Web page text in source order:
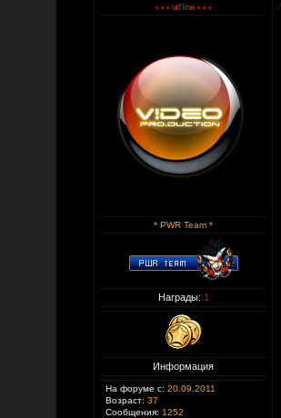
* PWR Team *
Награды: 1
Информация
На форуме с: 20.09.2011
Возраст: 37
Сообщения: 1252